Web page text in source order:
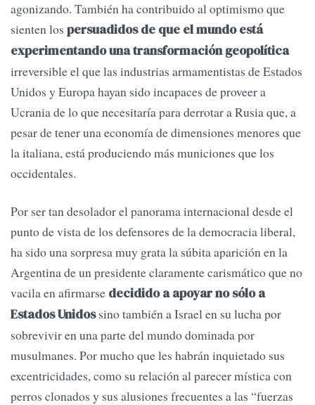
agonizando. También ha contribuido al optimismo que
sienten los persuadidos de que el mundo está
experimentando una transformación geopolítica
irreversible el que las industrias armamentistas de Estados
Unidos y Europa hayan sido incapaces de proveer a
Ucrania de lo que necesitaría para derrotar a Rusia que, a
pesar de tener una economía de dimensiones menores que
la italiana, está produciendo más municiones que los
occidentales.
Por ser tan desolador el panorama internacional desde el
punto de vista de los defensores de la democracia liberal,
ha sido una sorpresa muy grata la súbita aparición en la
Argentina de un presidente claramente carismático que no
vacila en afirmarse decidido a apoyar no sólo a
Estados Unidossino también a Israel en su lucha por
sobrevivir en una parte del mundo dominada por
musulmanes. Por mucho que les habrán inquietado sus
excentricidades, como su relación al parecer mística con
perros clonados y sus alusiones frecuentes a las “fuerzas